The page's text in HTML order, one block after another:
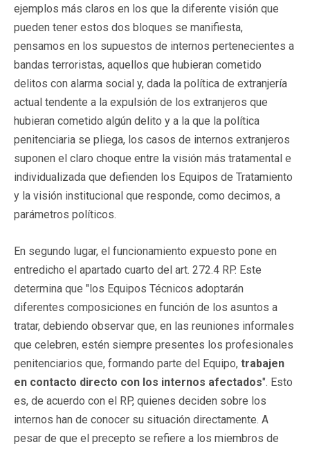
ejemplos más claros en los que la diferente visión que
pueden tener estos dos bloques se manifiesta,
pensamos en los supuestos de internos pertenecientes a
bandas terroristas, aquellos que hubieran cometido
delitos con alarma social y, dada la política de extranjería
actual tendente a la expulsión de los extranjeros que
hubieran cometido algún delito y a la que la política
penitenciaria se pliega, los casos de internos extranjeros
suponen el claro choque entre la visión más tratamental e
individualizada que defienden los Equipos de Tratamiento
y la visión institucional que responde, como decimos, a
parámetros políticos.
En segundo lugar, el funcionamiento expuesto pone en
entredicho el apartado cuarto del art. 272.4 RP. Este
determina que "los Equipos Técnicos adoptarán
diferentes composiciones en función de los asuntos a
tratar, debiendo observar que, en las reuniones informales
que celebren, estén siempre presentes los profesionales
penitenciarios que, formando parte del Equipo, trabajen
en contacto directo con los internos afectados". Esto
es, de acuerdo con el RP, quienes deciden sobre los
internos han de conocer su situación directamente. A
pesar de que el precepto se refiere a los miembros de